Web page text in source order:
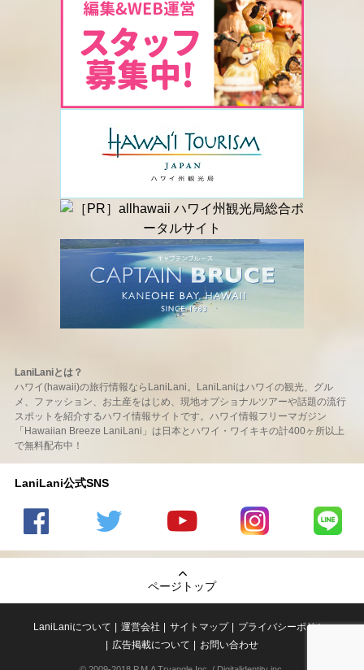
LaniLaniとは？
ハワイ(hawaii)の旅行情報ならLaniLani。LaniLaniはハワイの観光、グル
メ、ファッション、お土産をはじめ、現地オプショナルツアーや話題の流行
スポットを紹介するハワイ情報サイトです。ハワイ情報フリーマガジン
「Hawaiian Breeze LaniLani」は日本とハワイ・ワイキキの計400ヶ所以上
で無料配布中！
LaniLani公式SNS
の
のtwitter
の
Youtube
チャンネ
LaniLani
LaniLani
ページトップ
LaniLaniについて 運営会社 サイトマップ
プライバシーポリシー
広告掲載について
お問い合わせ